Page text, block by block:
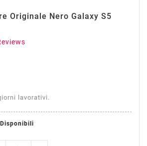
Originale Nero Galaxy S5
lavorativi.